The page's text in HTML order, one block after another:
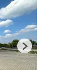
Next